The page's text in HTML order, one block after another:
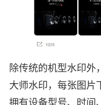
除传统的机型水印外
大师水印，每张图片
拥有设备型号、时间